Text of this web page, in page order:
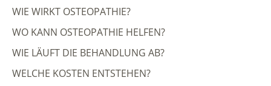
WIE WIRKT OSTEOPATHIE?
WO KANN OSTEOPATHIE HELFEN?
WIE LÄUFT DIE BEHANDLUNG AB?
WELCHE KOSTEN ENTSTEHEN?